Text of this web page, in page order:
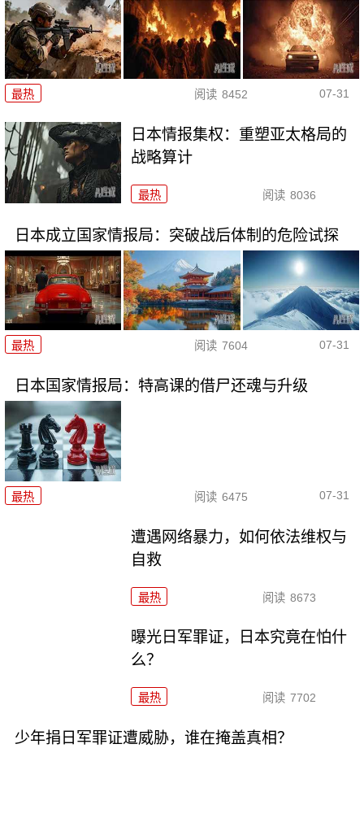
最热 阅读 8452 07-31
日本情报集权：重塑亚太格局的
战略算计
最热 阅读 8036
日本成立国家情报局：突破战后体制的危险试探
最热 阅读 7604 07-31
日本国家情报局：特高课的借尸还魂与升级
最热 阅读 6475 07-31
遭遇网络暴力，如何依法维权与
自救
最热 阅读 8673
曝光日军罪证，日本究竟在怕什
么？
最热 阅读 7702
少年捐日军罪证遭威胁，谁在掩盖真相？